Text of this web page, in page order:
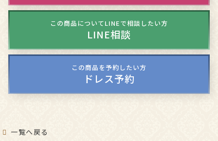
この商品についてLINEで相談したい方
LINE相談
この商品を予約したい方
ドレス予約
一覧へ戻る